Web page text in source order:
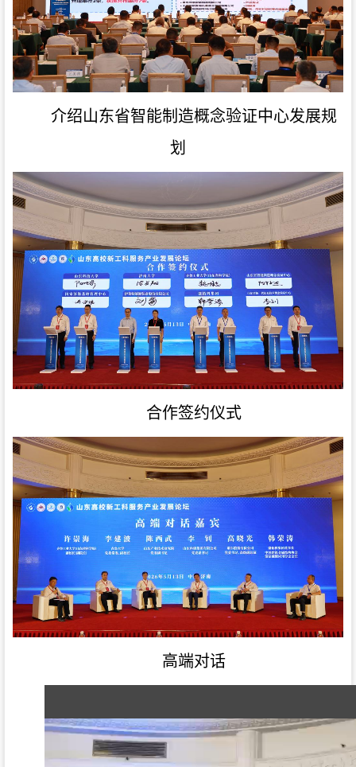
介绍山东省智能制造概念验证中心发展规
划
合作签约仪式
高端对话